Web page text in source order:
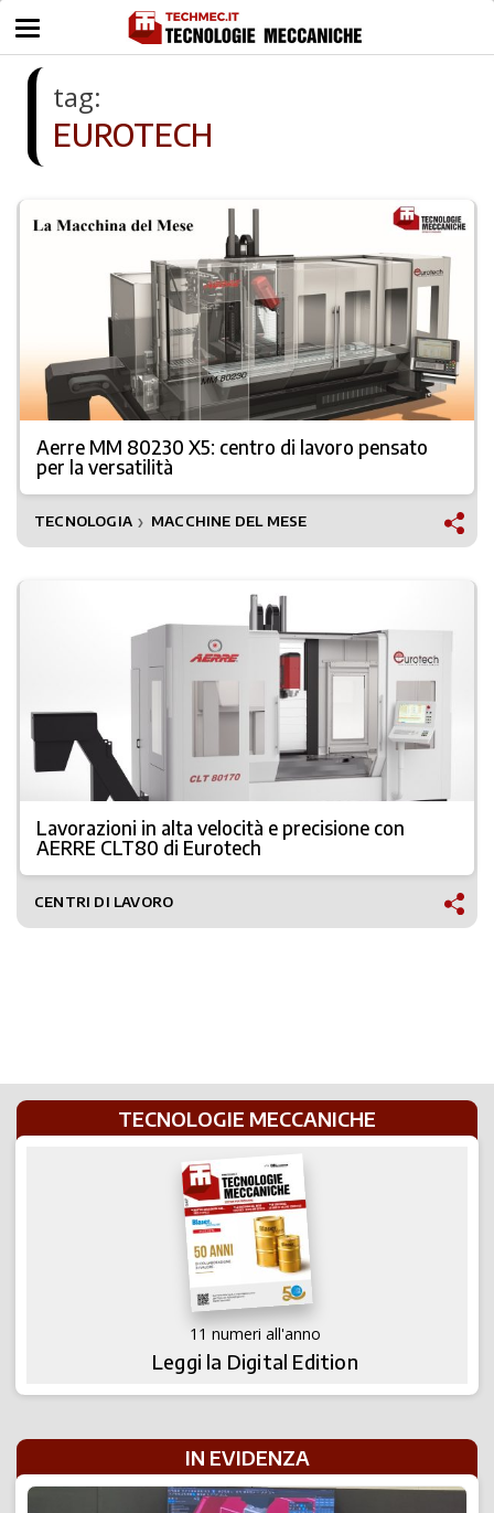
tag:
EUROTECH
Aerre MM 80230 X5: centro di lavoro pensato
per la versatilità
TECNOLOGIA ❯ MACCHINE DEL MESE
Lavorazioni in alta velocità e precisione con
AERRE CLT80 di Eurotech
CENTRI DI LAVORO
TECNOLOGIE MECCANICHE
11 numeri all'anno
Leggi la Digital Edition
IN EVIDENZA